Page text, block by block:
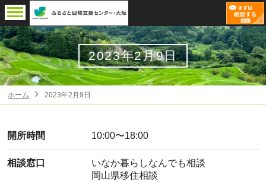
2023年2月9日
ホーム 2023年2月9日
開所時間 10:00〜18:00
相談窓口
いなか暮らしなんでも相談
岡山県移住相談